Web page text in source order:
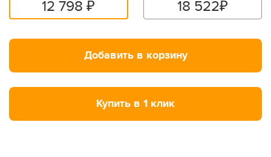
12 798 ₽ 18 522₽
Добавить в корзину
Купить в 1 клик